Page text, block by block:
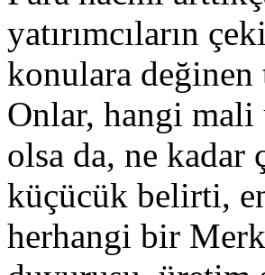
yatırımcıların
konulara
Onlar, hangi mali
olsa da, ne kadar
küçücük belirti,
herhangi bir